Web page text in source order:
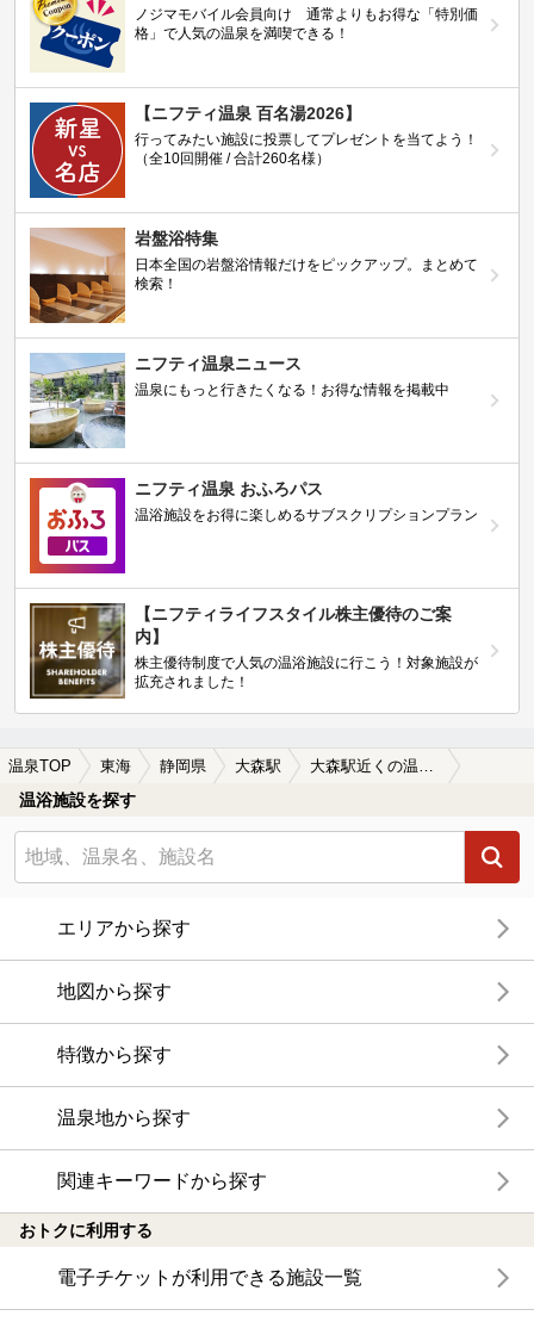
ノジマモバイル会員向け 通常よりもお得な「特別価
格」で人気の温泉を満喫できる！
【ニフティ温泉 百名湯2026】
行ってみたい施設に投票してプレゼントを当てよう！
（全10回開催 / 合計260名様）
岩盤浴特集
日本全国の岩盤浴情報だけをピックアップ。まとめて
検索！
ニフティ温泉ニュース
温泉にもっと行きたくなる！お得な情報を掲載中
ニフティ温泉 おふろパス
温浴施設をお得に楽しめるサブスクリプションプラン
【ニフティライフスタイル株主優待のご案
内】
株主優待制度で人気の温浴施設に行こう！対象施設が
拡充されました！
温泉TOP 東海 静岡県 大森駅 大森駅近くの温泉宿・温泉旅館・ホテルおすすめ(2026年版)
温浴施設を探す
エリアから探す
地図から探す
特徴から探す
温泉地から探す
関連キーワードから探す
おトクに利用する
電子チケットが利用できる施設一覧